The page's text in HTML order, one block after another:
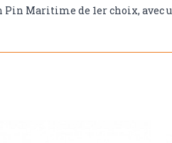
Maritime de 1er choix, avec